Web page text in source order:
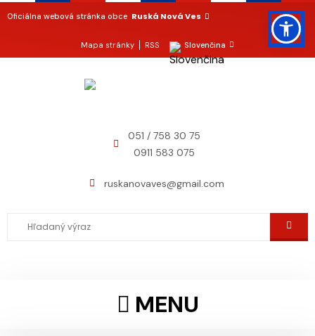
Oficiálna webová stránka obce Ruská Nová Ves
Mapa stránky RSS Slovenčina
051 / 758 30 75
0911 583 075
ruskanovaves@gmail.com
MENU